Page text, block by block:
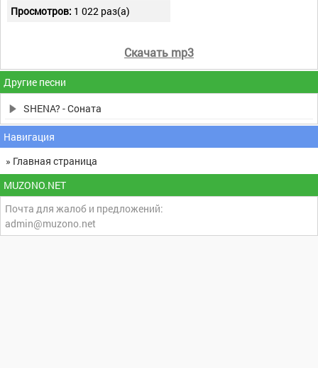
Просмотров: 1 022 раз(а)
Скачать mp3
Другие песни
SHENA? - Соната
Навигация
» Главная страница
MUZONO.NET
Почта для жалоб и предложений:
admin@muzono.net